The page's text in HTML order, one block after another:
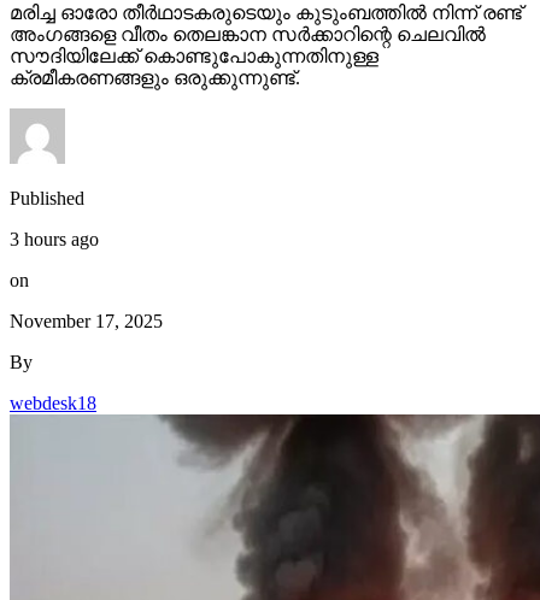
മരിച്ച ഓരോ തീര്‍ഥാടകരുടെയും കുടുംബത്തില്‍ നിന്ന് രണ്ട്
അംഗങ്ങളെ വീതം തെലങ്കാന സര്‍ക്കാറിന്റെ ചെലവില്‍
സൗദിയിലേക്ക് കൊണ്ടുപോകുന്നതിനുള്ള
ക്രമീകരണങ്ങളും ഒരുക്കുന്നുണ്ട്.
Published
3 hours ago
on
November 17, 2025
By
webdesk18